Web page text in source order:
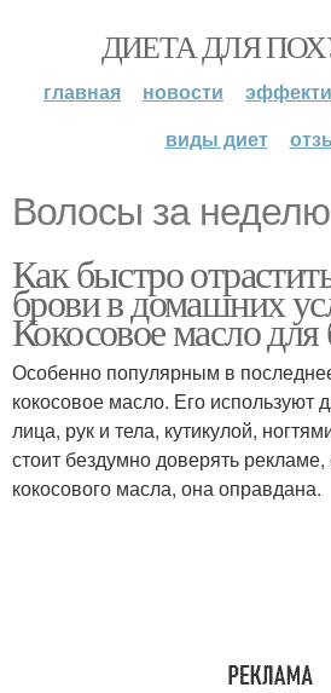
ДИЕТА ДЛЯ
главная новости
виды диет
Волосы за неделю
Как быстро
брови в домашних
Кокосовое масло для
Особенно популярным в
кокосовое масло. Его используют
лица, рук и тела, кутикулой,
стоит бездумно доверять
кокосового масла, она оправдана.